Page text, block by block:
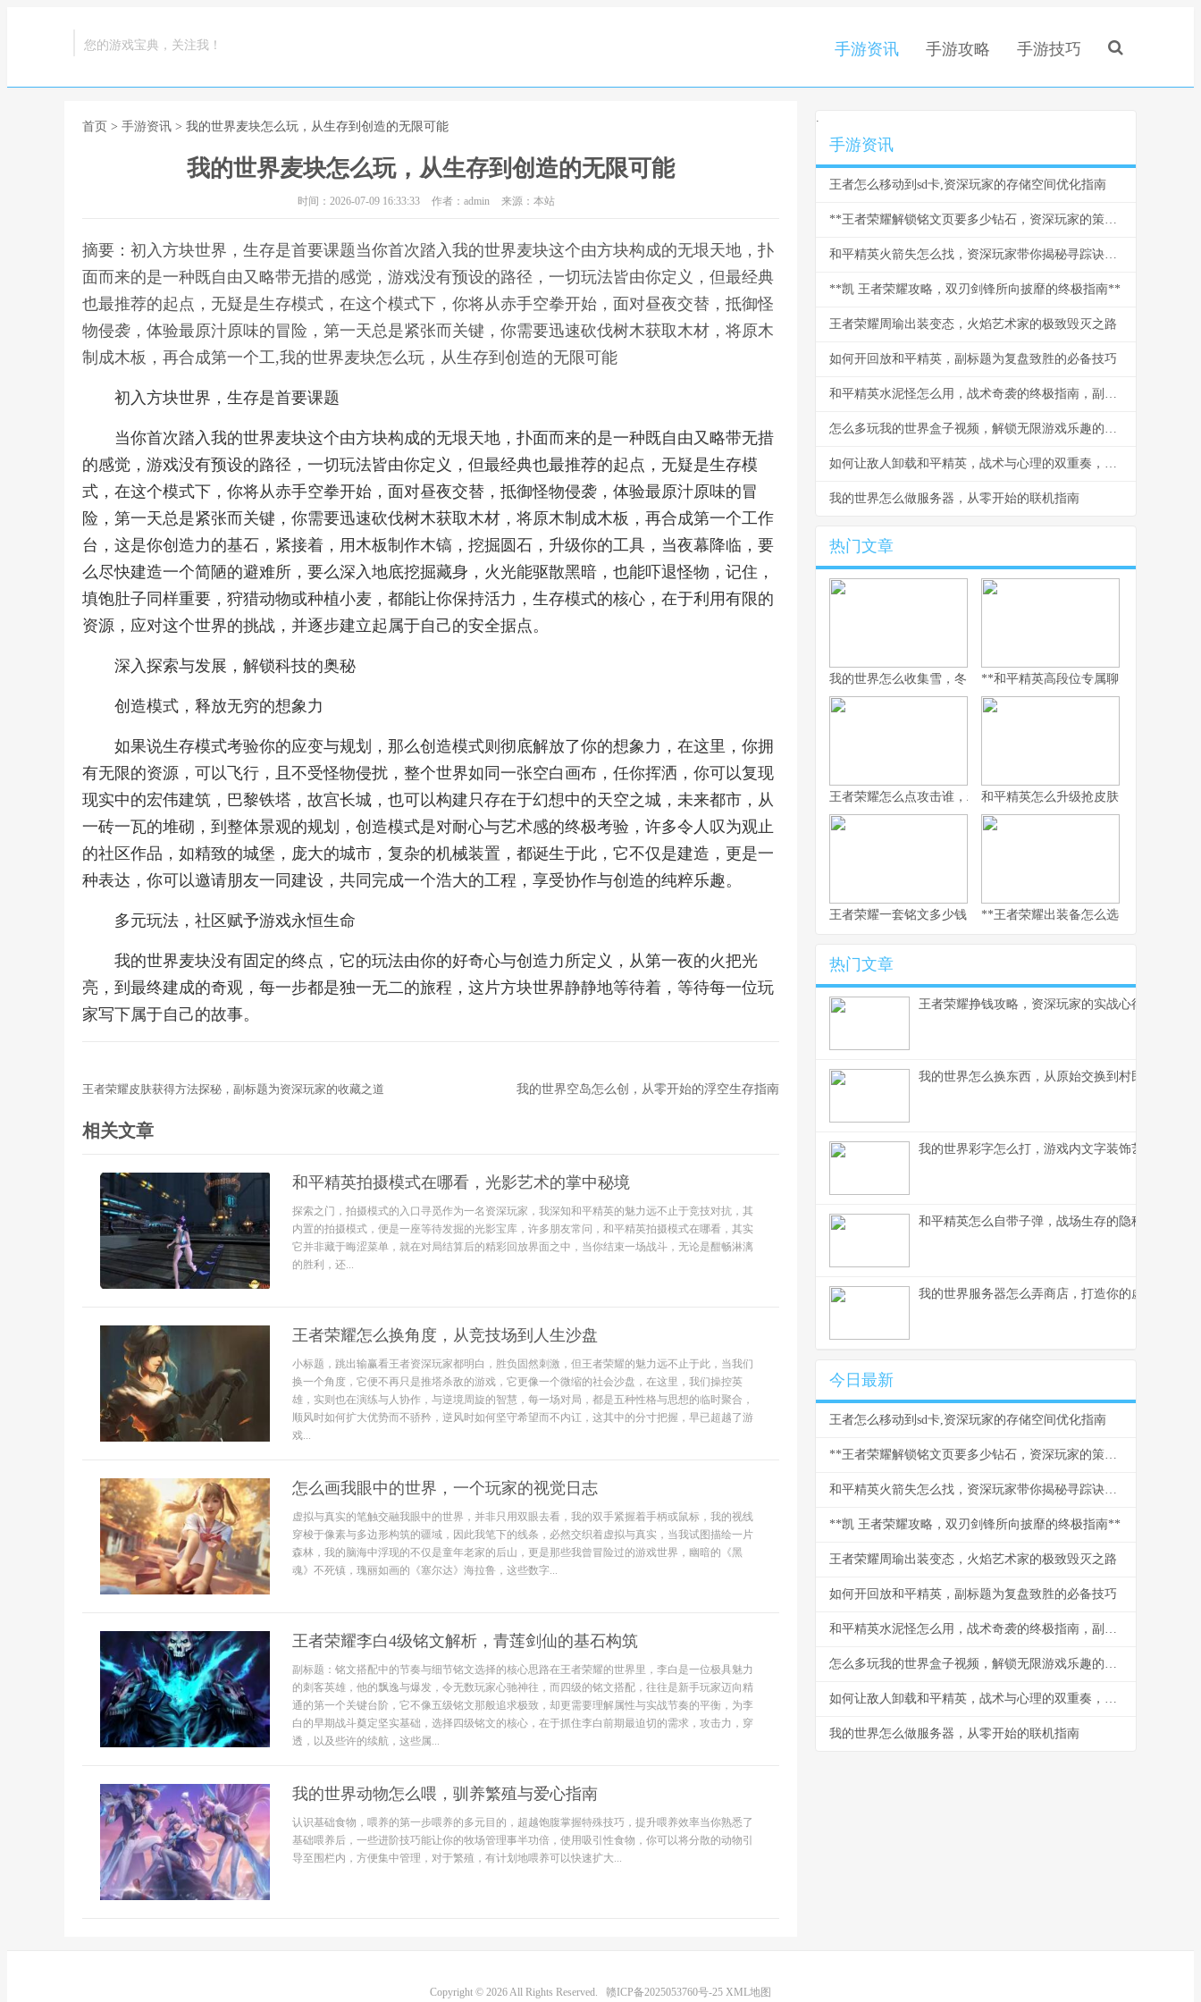
您的游戏宝典，关注我！ 手游资讯 手游攻略 手游技巧
首页 > 手游资讯 > 我的世界麦块怎么玩，从生存到创造的无限可能
我的世界麦块怎么玩，从生存到创造的无限可能
时间：2026-07-09 16:33:33 作者：admin 来源：本站
摘要：初入方块世界，生存是首要课题当你首次踏入我的世界麦块这个由方块构成的无垠天地，扑
面而来的是一种既自由又略带无措的感觉，游戏没有预设的路径，一切玩法皆由你定义，但最经典
也最推荐的起点，无疑是生存模式，在这个模式下，你将从赤手空拳开始，面对昼夜交替，抵御怪
物侵袭，体验最原汁原味的冒险，第一天总是紧张而关键，你需要迅速砍伐树木获取木材，将原木
制成木板，再合成第一个工,我的世界麦块怎么玩，从生存到创造的无限可能
初入方块世界，生存是首要课题
当你首次踏入我的世界麦块这个由方块构成的无垠天地，扑面而来的是一种既自由又略带无措
的感觉，游戏没有预设的路径，一切玩法皆由你定义，但最经典也最推荐的起点，无疑是生存模
式，在这个模式下，你将从赤手空拳开始，面对昼夜交替，抵御怪物侵袭，体验最原汁原味的冒
险，第一天总是紧张而关键，你需要迅速砍伐树木获取木材，将原木制成木板，再合成第一个工作
台，这是你创造力的基石，紧接着，用木板制作木镐，挖掘圆石，升级你的工具，当夜幕降临，要
么尽快建造一个简陋的避难所，要么深入地底挖掘藏身，火光能驱散黑暗，也能吓退怪物，记住，
填饱肚子同样重要，狩猎动物或种植小麦，都能让你保持活力，生存模式的核心，在于利用有限的
资源，应对这个世界的挑战，并逐步建立起属于自己的安全据点。
深入探索与发展，解锁科技的奥秘
创造模式，释放无穷的想象力
如果说生存模式考验你的应变与规划，那么创造模式则彻底解放了你的想象力，在这里，你拥
有无限的资源，可以飞行，且不受怪物侵扰，整个世界如同一张空白画布，任你挥洒，你可以复现
现实中的宏伟建筑，巴黎铁塔，故宫长城，也可以构建只存在于幻想中的天空之城，未来都市，从
一砖一瓦的堆砌，到整体景观的规划，创造模式是对耐心与艺术感的终极考验，许多令人叹为观止
的社区作品，如精致的城堡，庞大的城市，复杂的机械装置，都诞生于此，它不仅是建造，更是一
种表达，你可以邀请朋友一同建设，共同完成一个浩大的工程，享受协作与创造的纯粹乐趣。
多元玩法，社区赋予游戏永恒生命
我的世界麦块没有固定的终点，它的玩法由你的好奇心与创造力所定义，从第一夜的火把光
亮，到最终建成的奇观，每一步都是独一无二的旅程，这片方块世界静静地等待着，等待每一位玩
家写下属于自己的故事。
王者荣耀皮肤获得方法探秘，副标题为资深玩家的收藏之道 我的世界空岛怎么创，从零开始的浮空生存指南
相关文章
和平精英拍摄模式在哪看，光影艺术的掌中秘境
探索之门，拍摄模式的入口寻觅作为一名资深玩家，我深知和平精英的魅力远不止于竞技对抗，其
内置的拍摄模式，便是一座等待发掘的光影宝库，许多朋友常问，和平精英拍摄模式在哪看，其实
它并非藏于晦涩菜单，就在对局结算后的精彩回放界面之中，当你结束一场战斗，无论是酣畅淋漓
的胜利，还...
王者荣耀怎么换角度，从竞技场到人生沙盘
小标题，跳出输赢看王者资深玩家都明白，胜负固然刺激，但王者荣耀的魅力远不止于此，当我们
换一个角度，它便不再只是推塔杀敌的游戏，它更像一个微缩的社会沙盘，在这里，我们操控英
雄，实则也在演练与人协作，与逆境周旋的智慧，每一场对局，都是五种性格与思想的临时聚合，
顺风时如何扩大优势而不骄矜，逆风时如何坚守希望而不内讧，这其中的分寸把握，早已超越了游
戏...
怎么画我眼中的世界，一个玩家的视觉日志
虚拟与真实的笔触交融我眼中的世界，并非只用双眼去看，我的双手紧握着手柄或鼠标，我的视线
穿梭于像素与多边形构筑的疆域，因此我笔下的线条，必然交织着虚拟与真实，当我试图描绘一片
森林，我的脑海中浮现的不仅是童年老家的后山，更是那些我曾冒险过的游戏世界，幽暗的《黑
魂》不死镇，瑰丽如画的《塞尔达》海拉鲁，这些数字...
王者荣耀李白4级铭文解析，青莲剑仙的基石构筑
副标题：铭文搭配中的节奏与细节铭文选择的核心思路在王者荣耀的世界里，李白是一位极具魅力
的刺客英雄，他的飘逸与爆发，令无数玩家心驰神往，而四级的铭文搭配，往往是新手玩家迈向精
通的第一个关键台阶，它不像五级铭文那般追求极致，却更需要理解属性与实战节奏的平衡，为李
白的早期战斗奠定坚实基础，选择四级铭文的核心，在于抓住李白前期最迫切的需求，攻击力，穿
透，以及些许的续航，这些属...
我的世界动物怎么喂，驯养繁殖与爱心指南
认识基础食物，喂养的第一步喂养的多元目的，超越饱腹掌握特殊技巧，提升喂养效率当你熟悉了
基础喂养后，一些进阶技巧能让你的牧场管理事半功倍，使用吸引性食物，你可以将分散的动物引
导至围栏内，方便集中管理，对于繁殖，有计划地喂养可以快速扩大...
.
手游资讯
王者怎么移动到sd卡,资深玩家的存储空间优化指南
**王者荣耀解锁铭文页要多少钻石，资深玩家的策略与情怀**
和平精英火箭失怎么找，资深玩家带你揭秘寻踪诀窍副标题
**凯 王者荣耀攻略，双刃剑锋所向披靡的终极指南**
王者荣耀周瑜出装变态，火焰艺术家的极致毁灭之路
如何开回放和平精英，副标题为复盘致胜的必备技巧
和平精英水泥怪怎么用，战术奇袭的终极指南，副标题，水泥丛林中的隐形杀手
怎么多玩我的世界盒子视频，解锁无限游戏乐趣的钥匙
如何让敌人卸载和平精英，战术与心理的双重奏，副标题，一场没有硝烟的战争
我的世界怎么做服务器，从零开始的联机指南
热门文章
我的世界怎么收集雪，冬日生存的艺术**和平精英高段位专属聊天：无声战场
王者荣耀怎么点攻击谁，精准操作背后的博弈艺术，副标题，从本
和平精英怎么升级抢皮肤，高效进阶全
王者荣耀一套铭文多少钱，副标题：老玩家的精打细算与情怀回响
**王者荣耀出装备怎么选，资深玩家的
热门文章
王者荣耀挣钱攻略，资深玩家的实战心得分享
我的世界怎么换东西，从原始交换到村民交易全解
我的世界彩字怎么打，游戏内文字装饰艺术指南
和平精英怎么自带子弹，战场生存的隐秘法则
我的世界服务器怎么弄商店，打造你的虚拟商业帝
今日最新
王者怎么移动到sd卡,资深玩家的存储空间优化指南
**王者荣耀解锁铭文页要多少钻石，资深玩家的策略与情怀**
和平精英火箭失怎么找，资深玩家带你揭秘寻踪诀窍副标题
**凯 王者荣耀攻略，双刃剑锋所向披靡的终极指南**
王者荣耀周瑜出装变态，火焰艺术家的极致毁灭之路
如何开回放和平精英，副标题为复盘致胜的必备技巧
和平精英水泥怪怎么用，战术奇袭的终极指南，副标题，水泥丛林中的隐形杀手
怎么多玩我的世界盒子视频，解锁无限游戏乐趣的钥匙
如何让敌人卸载和平精英，战术与心理的双重奏，副标题，一场没有硝烟的战争
我的世界怎么做服务器，从零开始的联机指南
Copyright © 2026 All Rights Reserved. 赣ICP备2025053760号-25 XML地图